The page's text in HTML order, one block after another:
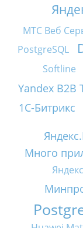
МТС Веб
PostgreSQL
Softline
Yandex B2B
1С-Битрикс
Много